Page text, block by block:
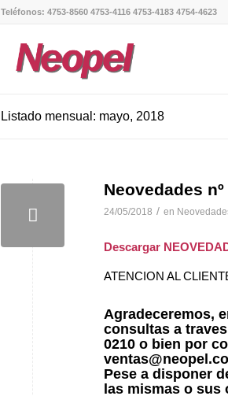
Teléfonos: 4753-8560 4753-4116 4753-4183 4754-4623
Listado mensual: mayo, 2018
Neovedades nº
24/05/2018 / en
Descargar
ATENCION AL
Agradeceremos,
consultas a
0210 o bien por
Pese a disponer
las mismas o sus